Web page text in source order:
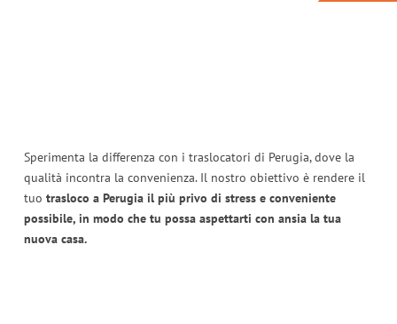
Sperimenta la differenza con i traslocatori di Perugia, dove la
qualità incontra la convenienza. Il nostro obiettivo è rendere il
tuo trasloco a Perugia il più privo di stress e conveniente
possibile, in modo che tu possa aspettarti con ansia la tua
nuova casa.